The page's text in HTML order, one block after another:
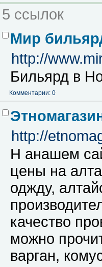
5 ссылок
Мир
http://
Бильярд в
Комментарии: 0
http://
Н анашем
цены на
оджду,
качество
можно
варган,